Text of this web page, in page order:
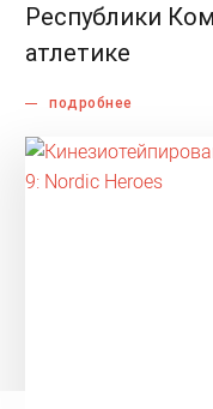
Республики
атлетике
подробнее